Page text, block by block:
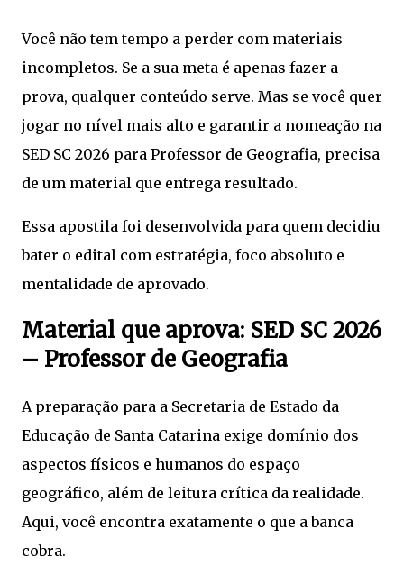
Você não tem tempo a perder com materiais
incompletos. Se a sua meta é apenas fazer a
prova, qualquer conteúdo serve. Mas se você quer
jogar no nível mais alto e garantir a nomeação na
SED SC 2026 para Professor de Geografia, precisa
de um material que entrega resultado.
Essa apostila foi desenvolvida para quem decidiu
bater o edital com estratégia, foco absoluto e
mentalidade de aprovado.
Material que aprova: SED SC 2026
– Professor de Geografia
A preparação para a Secretaria de Estado da
Educação de Santa Catarina exige domínio dos
aspectos físicos e humanos do espaço
geográfico, além de leitura crítica da realidade.
Aqui, você encontra exatamente o que a banca
cobra.